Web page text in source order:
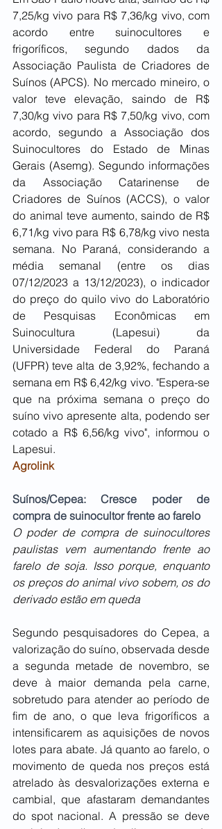
7,25/kg vivo para R$ 7,36/kg vivo, com
acordo entre suinocultores e
frigoríficos, segundo dados da
Associação Paulista de Criadores de
Suínos (APCS). No mercado mineiro, o
valor teve elevação, saindo de R$
7,30/kg vivo para R$ 7,50/kg vivo, com
acordo, segundo a Associação dos
Suinocultores do Estado de Minas
Gerais (Asemg). Segundo informações
da Associação Catarinense de
Criadores de Suínos (ACCS), o valor
do animal teve aumento, saindo de R$
6,71/kg vivo para R$ 6,78/kg vivo nesta
semana. No Paraná, considerando a
média semanal (entre os dias
07/12/2023 a 13/12/2023), o indicador
do preço do quilo vivo do Laboratório
de Pesquisas Econômicas em
Suinocultura (Lapesui) da
Universidade Federal do Paraná
(UFPR) teve alta de 3,92%, fechando a
semana em R$ 6,42/kg vivo. "Espera-se
que na próxima semana o preço do
suíno vivo apresente alta, podendo ser
cotado a R$ 6,56/kg vivo", informou o
Lapesui.
Agrolink
Suínos/Cepea: Cresce poder de
compra de suinocultor frente ao farelo
O poder de compra de suinocultores
paulistas vem aumentando frente ao
farelo de soja. Isso porque, enquanto
os preços do animal vivo sobem, os do
derivado estão em queda
Segundo pesquisadores do Cepea, a
valorização do suíno, observada desde
a segunda metade de novembro, se
deve à maior demanda pela carne,
sobretudo para atender ao período de
fim de ano, o que leva frigoríficos a
intensificarem as aquisições de novos
lotes para abate. Já quanto ao farelo, o
movimento de queda nos preços está
atrelado às desvalorizações externa e
cambial, que afastaram demandantes
do spot nacional. A pressão se deve